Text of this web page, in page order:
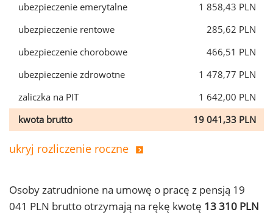
ubezpieczenie emerytalne
1 858,43 PLN
ubezpieczenie rentowe
285,62 PLN
ubezpieczenie chorobowe
466,51 PLN
ubezpieczenie zdrowotne
1 478,77 PLN
zaliczka na PIT
1 642,00 PLN
kwota brutto
19 041,33 PLN
ukryj rozliczenie roczne
Osoby zatrudnione na umowę o pracę z pensją 19
041 PLN brutto otrzymają na rękę kwotę 13 310 PLN